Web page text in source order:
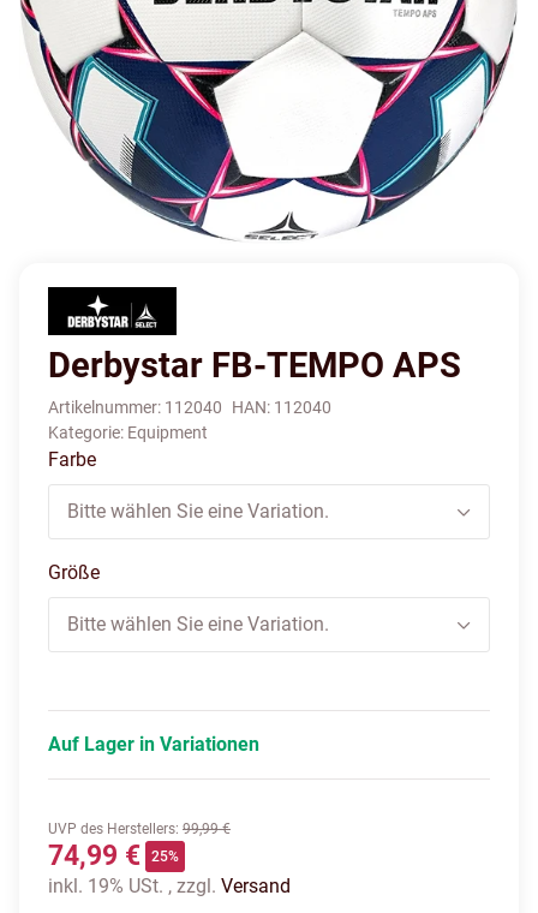
Derbystar FB-TEMPO APS
Artikelnummer: 112040 HAN: 112040
Kategorie: Equipment
Farbe
Bitte wählen Sie eine Variation.
Größe
Bitte wählen Sie eine Variation.
Auf Lager in Variationen
UVP des Herstellers: 99,99 €
74,99 € 25%
inkl. 19% USt. , zzgl. Versand